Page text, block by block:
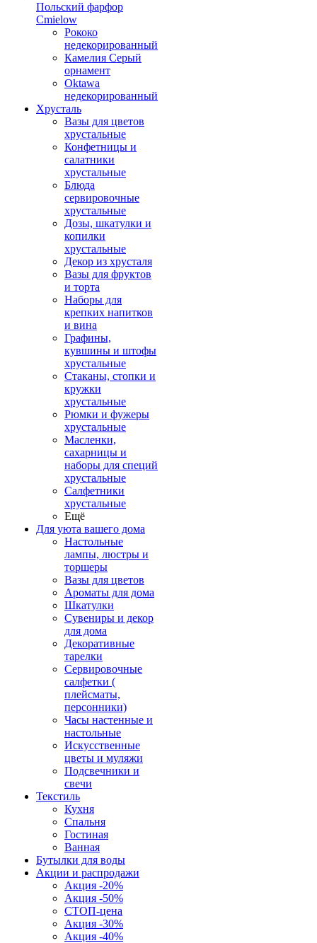
Польский фарфор
Сmielow
Рококо
недекорированный
Камелия Серый
орнамент
Oktawa
недекорированный
Хрусталь
Вазы для цветов
хрустальные
Конфетницы и
салатники
хрустальные
Блюда
сервировочные
хрустальные
Дозы, шкатулки и
копилки
хрустальные
Декор из хрусталя
Вазы для фруктов
и торта
Наборы для
крепких напитков
и вина
Графины,
кувшины и штофы
хрустальные
Стаканы, стопки и
кружки
хрустальные
Рюмки и фужеры
хрустальные
Масленки,
сахарницы и
наборы для специй
хрустальные
Салфетники
хрустальные
Ещё
Для уюта вашего дома
Настольные
лампы, люстры и
торшеры
Вазы для цветов
Ароматы для дома
Шкатулки
Сувениры и декор
для дома
Декоративные
тарелки
Сервировочные
салфетки (
плейсматы,
персонники)
Часы настенные и
настольные
Искусственные
цветы и муляжи
Подсвечники и
свечи
Текстиль
Кухня
Спальня
Гостиная
Ванная
Бутылки для воды
Акции и распродажи
Акция -20%
Акция -50%
СТОП-цена
Акция -30%
Акция -40%